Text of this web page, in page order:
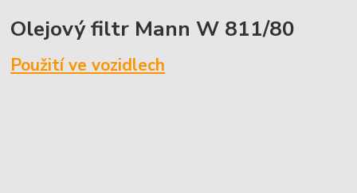
Olejový filtr Mann W 811/80
Použití ve vozidlech